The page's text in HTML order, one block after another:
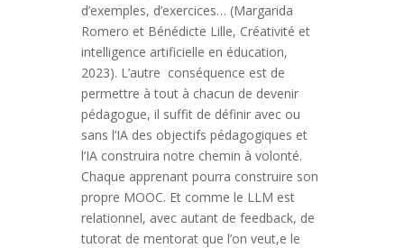
d’exemples, d’exercices… (Margarida
Romero et Bénédicte Lille, Créativité et
intelligence artificielle en éducation,
2023). L’autre conséquence est de
permettre à tout à chacun de devenir
pédagogue, il suffit de définir avec ou
sans l’IA des objectifs pédagogiques et
l’IA construira notre chemin à volonté.
Chaque apprenant pourra construire son
propre MOOC. Et comme le LLM est
relationnel, avec autant de feedback, de
tutorat de mentorat que l’on veut,e le